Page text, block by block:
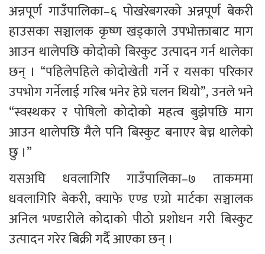
अन्नपूर्ण गाउँपालिका–६ पोखरेबगरको अन्नपूर्ण बेकरी
हाउसका सञ्चालक कृष्ण खड्काले उपभोक्ताबाट माग
आउन थालेपछि कोदोको बिस्कुट उत्पादन गर्न थालेका
छन् । “पहिलेपहिले कोदोखेती गर्ने र यसका परिकार
उपभोग गर्नेलाई गरिब भनेर हेप्ने चलन थियो”, उनले भने
“स्वस्थकर र पोषिलो कोदोको महत्व बुझेपछि माग
आउन थालेपछि मैले पनि बिस्कुट बनाएर बेच्न थालेको
छु ।”
यसअघि धवलागिरि गाउँपालिका–७ ताकममा
धवलागिरि बेकरी, क्याफे एण्ड एग्रो मार्टका सञ्चालक
अनिल भण्डारीले कोदाको पीठो प्रशोधन गरी बिस्कुट
उत्पादन गरेर बिक्री गर्दै आएका छन् ।